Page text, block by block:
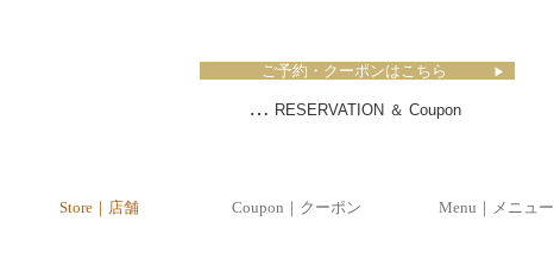
ご予約・クーポンはこちら ▶
… RESERVATION ＆ Coupon
Store｜店舗 Coupon｜クーポン Menu｜メニュー